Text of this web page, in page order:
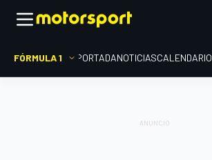
FÓRMULA 1 PORTADANOTICIASCALENDARIO